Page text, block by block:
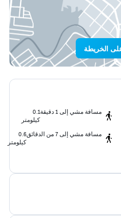
الخريطة
مسافة مشي إلى 1 دقيقة
0.1
كيلومتر
مسافة مشي إلى 7 من الدقائق
0.6
كيلومتر